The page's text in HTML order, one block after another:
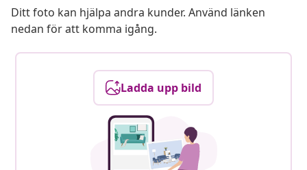
Ditt foto kan hjälpa andra kunder. Använd länken
nedan för att komma igång.
Ladda upp bild